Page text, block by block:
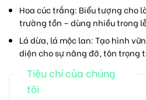
Hoa cúc trắng: Biểu tượng cho
trường tồn – dùng nhiều trong
Lá dừa, lá mộc lan:Tạo hình
diện cho sự nâng đỡ, tôn trọng
Tiêu chí của chúng
tôi